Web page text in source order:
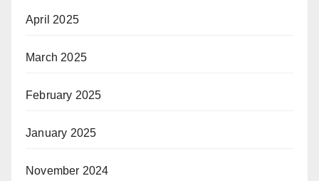
April 2025
March 2025
February 2025
January 2025
November 2024